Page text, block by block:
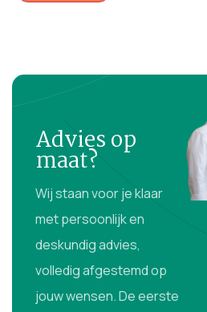
Advies op
maat?
Wij staan voor je klaar
met persoonlijk en
deskundig advies,
volledig afgestemd op
jouw wensen. De eerste